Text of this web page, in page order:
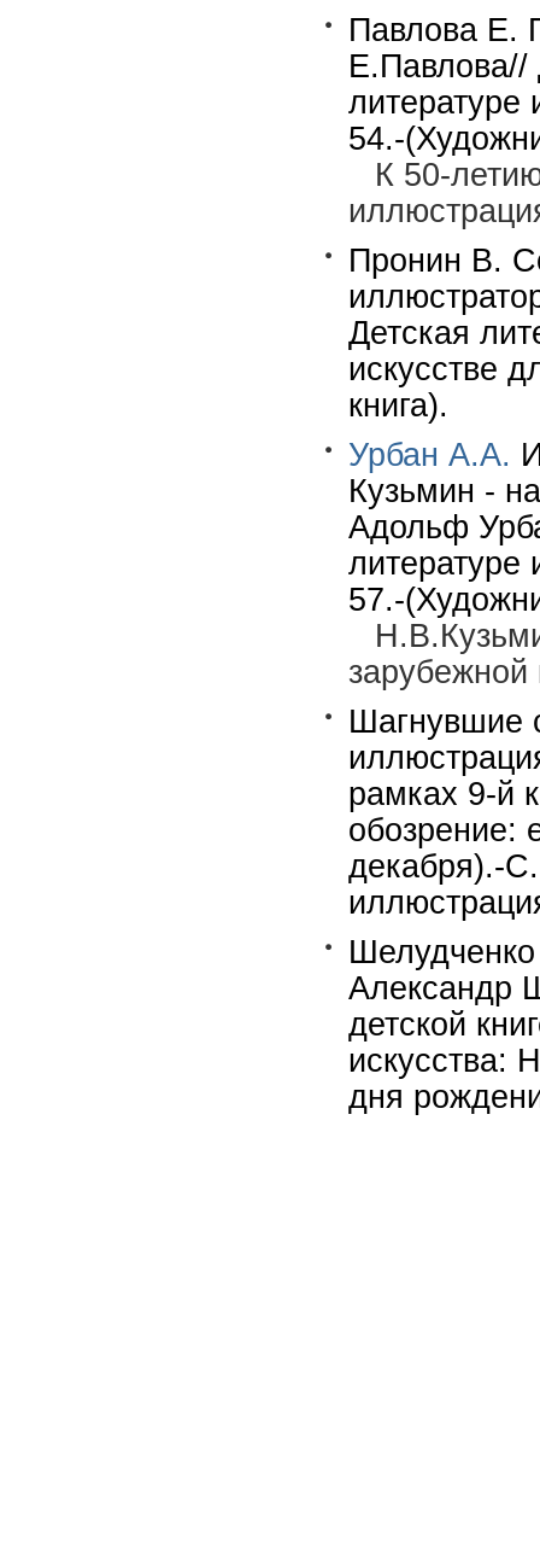
Павлова Е.
Е.Павлова//
54.-
К 50-
Пронин В.
Детская
искусстве
книга).
Урбан А.А.
Кузьмин -
Адольф
57.-
зарубежной
Шагнувшие
рамках 9-й
обозрение:
декабря).-
Александр
детской
искусства:
дня